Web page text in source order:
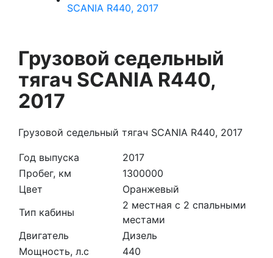
Грузовой седельный
тягач SCANIA R440,
2017
Грузовой седельный тягач SCANIA R440, 2017
Год выпуска
2017
Пробег, км
1300000
Цвет
Оранжевый
Тип кабины
2 местная с 2 спальными
местами
Двигатель
Дизель
Мощность, л.с
440